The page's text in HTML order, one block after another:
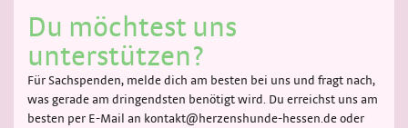
Du möchtest uns
unterstützen?
Für Sachspenden, melde dich am besten bei uns und fragt nach,
was gerade am dringendsten benötigt wird. Du erreichst uns am
besten per E-Mail an kontakt@herzenshunde-hessen.de oder